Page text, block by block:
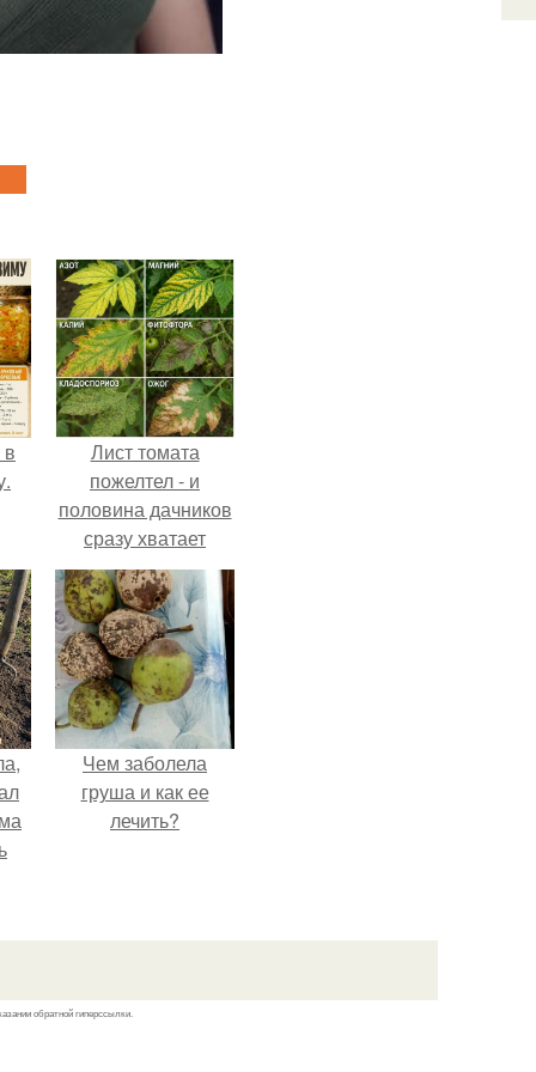
Лист томата
пожелтел - и
половина дачников
сразу хватает
удобрение.
Чем заболела
груша и как ее
лечить?
обратной гиперссылки.